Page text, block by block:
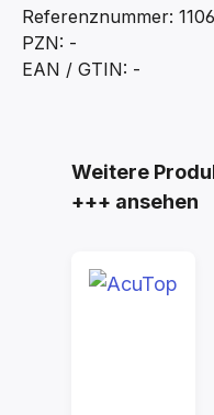
Referenznummer:
PZN: -
EAN / GTIN: -
Produktgalerie
Weitere
+++ ansehen